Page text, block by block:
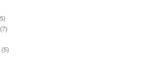
(7)
(5)